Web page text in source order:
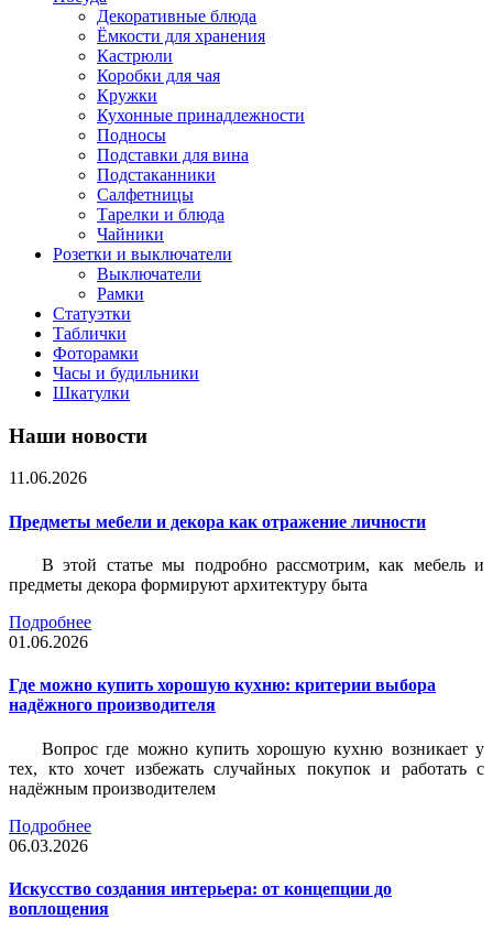
Декоративные блюда
Ёмкости для хранения
Кастрюли
Коробки для чая
Кружки
Кухонные принадлежности
Подносы
Подставки для вина
Подстаканники
Салфетницы
Тарелки и блюда
Чайники
Розетки и выключатели
Выключатели
Рамки
Статуэтки
Таблички
Фоторамки
Часы и будильники
Шкатулки
Наши новости
11.06.2026
Предметы мебели и декора как отражение личности
В этой статье мы подробно рассмотрим, как мебель и
предметы декора формируют архитектуру быта
Подробнее
01.06.2026
Где можно купить хорошую кухню: критерии выбора
надёжного производителя
Вопрос где можно купить хорошую кухню возникает у
тех, кто хочет избежать случайных покупок и работать с
надёжным производителем
Подробнее
06.03.2026
Искусство создания интерьера: от концепции до
воплощения